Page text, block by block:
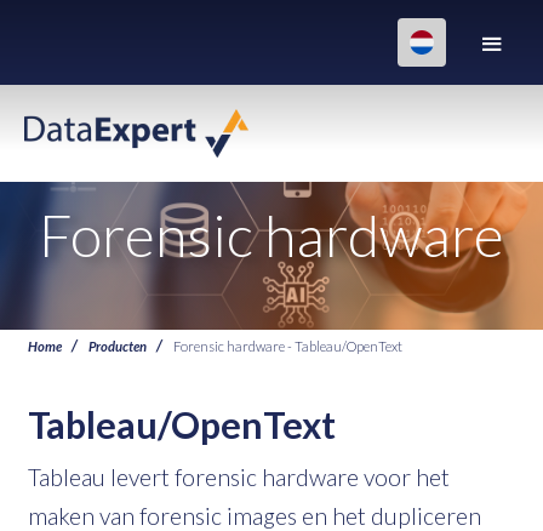
Forensic hardware
Home Producten Forensic hardware - Tableau/OpenText
Tableau/OpenText
Tableau levert forensic hardware voor het
maken van forensic images en het dupliceren